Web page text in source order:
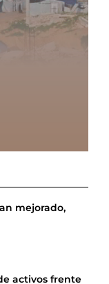
mejorado,
activos frente